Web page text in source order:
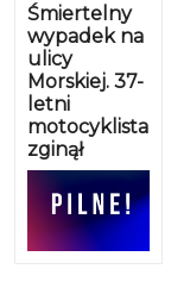
Śmiertelny
wypadek na
ulicy
Morskiej. 37-
letni
motocyklista
zginął